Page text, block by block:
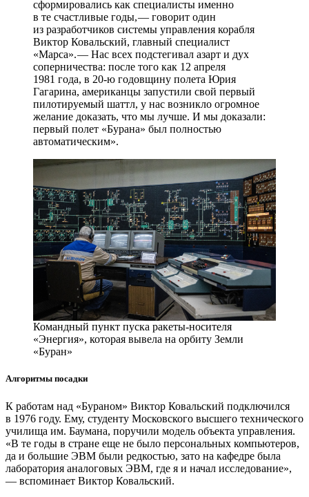
сформировались как специалисты именно
в те счастливые годы, — ​говорит один
из разработчиков системы управления корабля
Виктор Ковальский, главный специалист
«Марса». — ​Нас всех подстегивал азарт и дух
соперничества: после того как 12 апреля
1981 года, в 20‑ю годовщину полета Юрия
Гагарина, американцы запустили свой первый
пилотируемый шаттл, у нас возникло огромное
желание доказать, что мы лучше. И мы доказали:
первый полет «Бурана» был полностью
автоматическим».
Командный пункт пуска ра­кеты-носителя
«Энергия», которая вывела на орбиту Земли
«Буран»
Алгоритмы посадки
К работам над «Бураном» Виктор Ковальский подключился
в 1976 году. Ему, студенту Московского высшего технического
училища им. Баумана, поручили модель объекта управления.
«В те годы в стране еще не было персональных компьютеров,
да и большие ЭВМ были редкостью, зато на кафедре была
лаборатория аналоговых ЭВМ, где я и начал исследование»,
— ​вспоминает Виктор Ковальский.